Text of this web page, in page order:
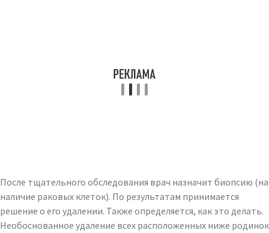
После тщательного обследования врач назначит биопсию (на
наличие раковых клеток). По результатам принимается
решение о его удалении. Также определяется, как это делать.
Необоснованное удаление всех расположенных ниже родинок